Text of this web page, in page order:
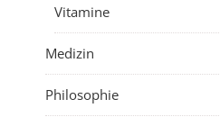
Vitamine
Medizin
Philosophie